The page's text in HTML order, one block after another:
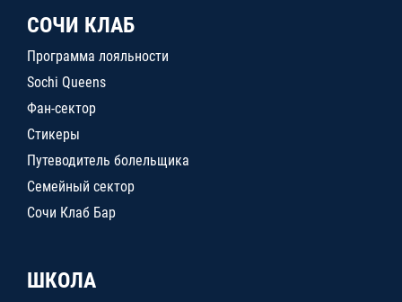
СОЧИ КЛАБ
Программа лояльности
Sochi Queens
Фан-сектор
Стикеры
Путеводитель болельщика
Семейный сектор
Сочи Клаб Бар
ШКОЛА